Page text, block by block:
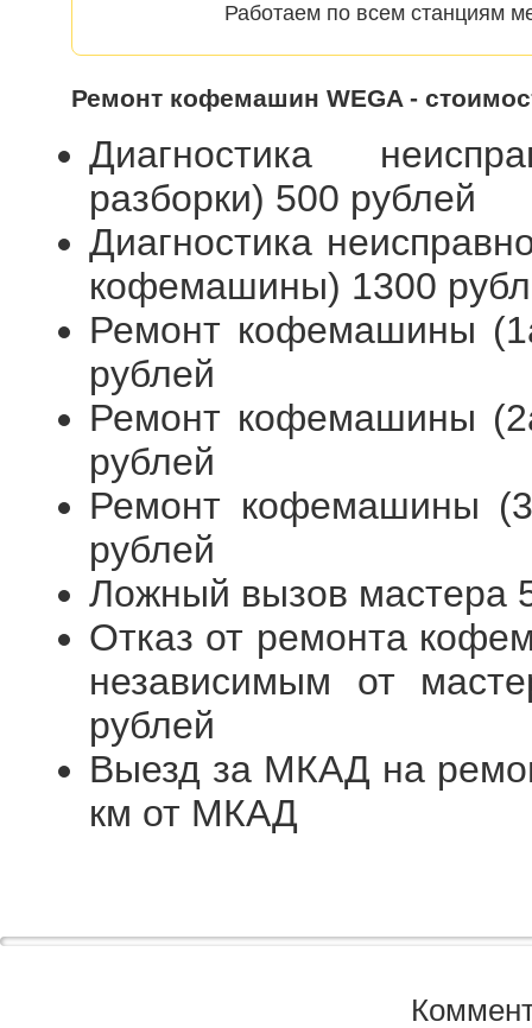
Работаем по всем станциям
Ремонт кофемашин WEGA -
Диагностика
разборки) 500 рублей
Диагностика
кофемашины) 1300
Ремонт кофемашины
рублей
Ремонт кофемашины
рублей
Ремонт кофемашины
рублей
Ложный вызов мастера
Отказ от ремонта
независимым от
рублей
Выезд за МКАД на
км от МКАД